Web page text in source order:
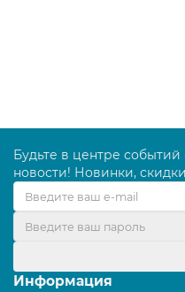
Будьте в центре
новости! Новинки,
Информация